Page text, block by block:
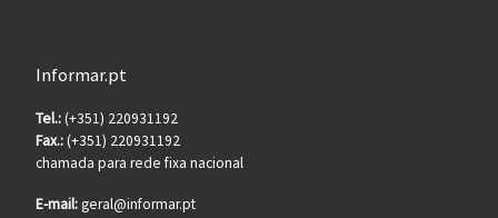
Informar.pt
Tel.:(+351) 220931192
Fax.:(+351) 220931192
chamada para rede fixa nacional
E-mail:geral@informar.pt